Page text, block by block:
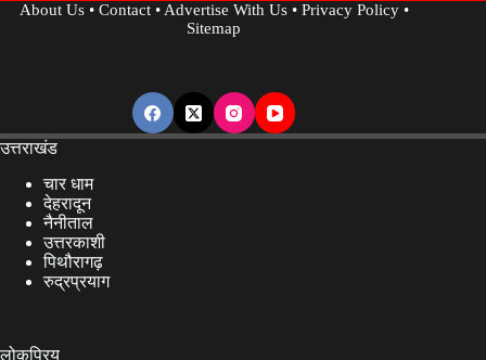
About Us• Contact•Advertise With Us• Privacy Policy•
Sitemap
उत्तराखंड
चार धाम
देहरादून
नैनीताल
उत्तरकाशी
पिथौरागढ़
रुद्रप्रयाग
लोकप्रिय